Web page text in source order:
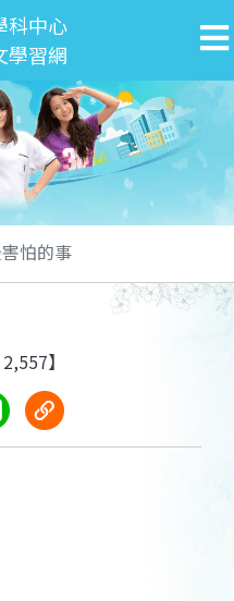
科中心
學習網
怕的事
】